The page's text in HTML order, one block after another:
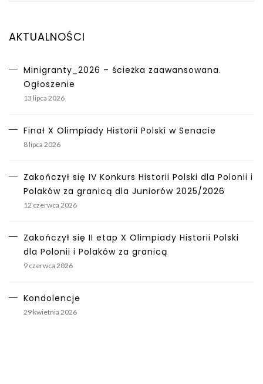
AKTUALNOŚCI
Minigranty_2026 – ścieżka zaawansowana.
Ogłoszenie
13 lipca 2026
Finał X Olimpiady Historii Polski w Senacie
8 lipca 2026
Zakończył się IV Konkurs Historii Polski dla Polonii i
Polaków za granicą dla Juniorów 2025/2026
12 czerwca 2026
Zakończył się II etap X Olimpiady Historii Polski
dla Polonii i Polaków za granicą
9 czerwca 2026
Kondolencje
29 kwietnia 2026